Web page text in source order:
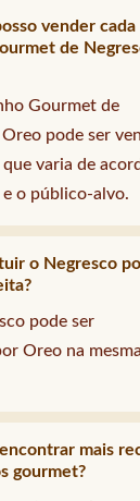
vender cada
de
Gourmet de
pode ser
varia de
e o público-alvo.
o Negresco
pode ser
Oreo na mesma
mais
gourmet?